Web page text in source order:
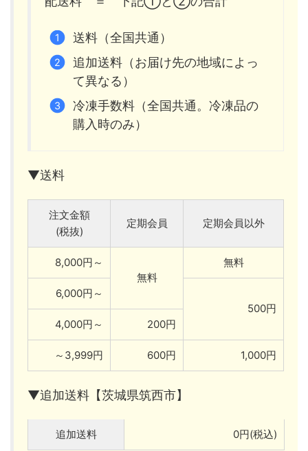
送料（全国共通）
追加送料（お届け先の地域によっ
て異なる）
冷凍手数料（全国共通。冷凍品の
購入時のみ）
▼送料
注文金額
(税抜)
定期会員 定期会員以外
8,000円～
無料
無料
6,000円～
500円
4,000円～
200円
～3,999円 600円 1,000円
▼追加送料【茨城県筑西市】
追加送料 0円(税込)